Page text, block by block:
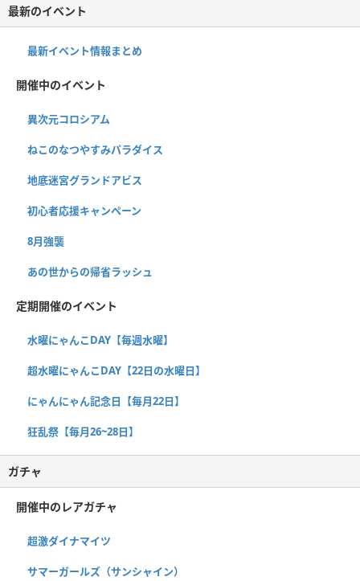
最新のイベント
最新イベント情報まとめ
開催中のイベント
異次元コロシアム
ねこのなつやすみパラダイス
地底迷宮グランドアビス
初心者応援キャンペーン
8月強襲
あの世からの帰省ラッシュ
定期開催のイベント
水曜にゃんこDAY【毎週水曜】
超水曜にゃんこDAY【22日の水曜日】
にゃんにゃん記念日【毎月22日】
狂乱祭【毎月26~28日】
ガチャ
開催中のレアガチャ
超激ダイナマイツ
サマーガールズ（サンシャイン）